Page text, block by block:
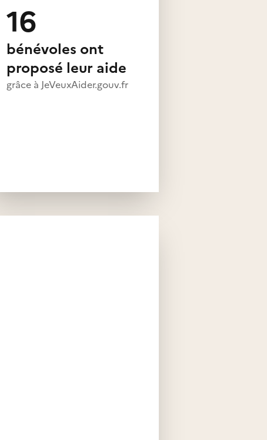
16
bénévoles ont
proposé leur aide
grâce à JeVeuxAider.gouv.fr